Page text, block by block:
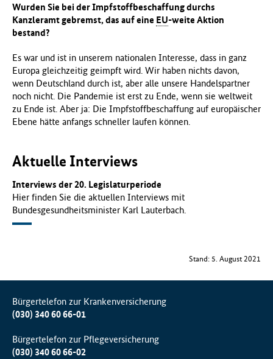
Wurden Sie bei der Impfstoffbeschaffung durchs
Kanzleramt gebremst, das auf eine EU-weite Aktion
bestand?
Es war und ist in unserem nationalen Interesse, dass in ganz
Europa gleichzeitig geimpft wird. Wir haben nichts davon,
wenn Deutschland durch ist, aber alle unsere Handelspartner
noch nicht. Die Pandemie ist erst zu Ende, wenn sie weltweit
zu Ende ist. Aber ja: Die Impfstoffbeschaffung auf europäischer
Ebene hätte anfangs schneller laufen können.
Aktuelle Interviews
Interviews der 20. Legislaturperiode
Hier finden Sie die aktuellen Interviews mit
Bundesgesundheitsminister Karl Lauterbach.
Stand: 5. August 2021
Bürgertelefon zur Krankenversicherung
(030) 340 60 66-01
Bürgertelefon zur Pflegeversicherung
(030) 340 60 66-02